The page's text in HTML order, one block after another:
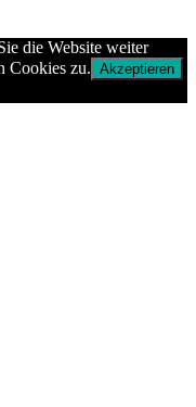
die Website weiter
Cookies zu. Akzeptieren